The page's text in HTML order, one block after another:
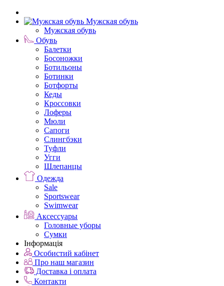
Мужская обувь
Мужская обувь
Обувь
Балетки
Босоножки
Ботильоны
Ботинки
Ботфорты
Кеды
Кроссовки
Лоферы
Мюли
Сапоги
Слингбэки
Туфли
Угги
Шлепанцы
Одежда
Sale
Sportswear
Swimwear
Аксессуары
Головные уборы
Сумки
Інформація
Особистий кабінет
Про наш магазин
Доставка і оплата
Контакти